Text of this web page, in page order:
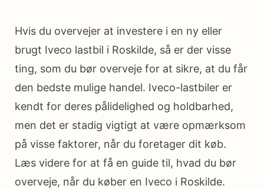
Hvis du overvejer at investere i en ny eller
brugt Iveco lastbil i Roskilde, så er der visse
ting, som du bør overveje for at sikre, at du får
den bedste mulige handel. Iveco-lastbiler er
kendt for deres pålidelighed og holdbarhed,
men det er stadig vigtigt at være opmærksom
på visse faktorer, når du foretager dit køb.
Læs videre for at få en guide til, hvad du bør
overveje, når du køber en Iveco i Roskilde.